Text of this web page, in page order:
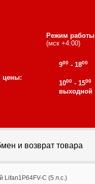
цены:
Режим работы
(мск +4:00)
900 - 1800
1000 - 1500
выходной
и возврат товара
Lifan1P64FV-C (5 л.с.)